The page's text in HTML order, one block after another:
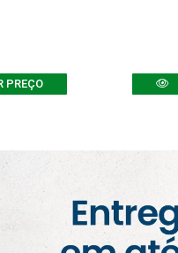
PREÇO